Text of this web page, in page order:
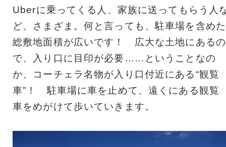
Uberに乗ってくる人、家族に送ってもらう人
ど、さまざま。何と言っても、駐車場を含めた
総敷地面積が広いです！ 広大な土地にあるの
で、入り口に目印が必要……ということなの
か、コーチェラ名物が入り口付近にある“観覧
車”！ 駐車場に車を止めて、遠くにある観覧
車をめがけて歩いていきます。